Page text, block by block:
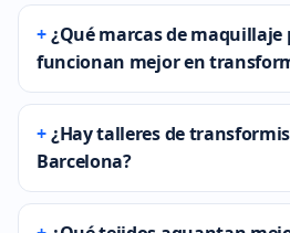
¿Qué marcas de maquillaje
funcionan mejor en
¿Hay talleres de
Barcelona?